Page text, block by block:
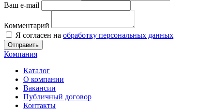
Ваш e-mail
Комментарий
Я согласен на обработку персональных данных
Отправить
Компания
Каталог
О компании
Вакансии
Публичный договор
Контакты